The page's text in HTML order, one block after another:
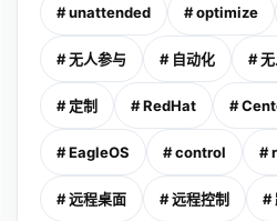
# unattended # optimize
# 无人参与 # 自动化 #
# 定制 # RedHat #
# EagleOS # control #
# 远程桌面 # 远程控制 #